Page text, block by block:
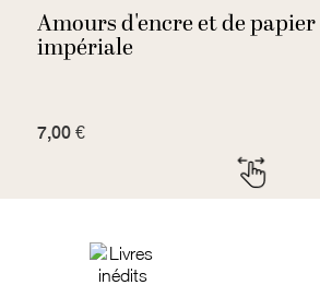
Amours d'encre et de papier
impériale
7,00 €